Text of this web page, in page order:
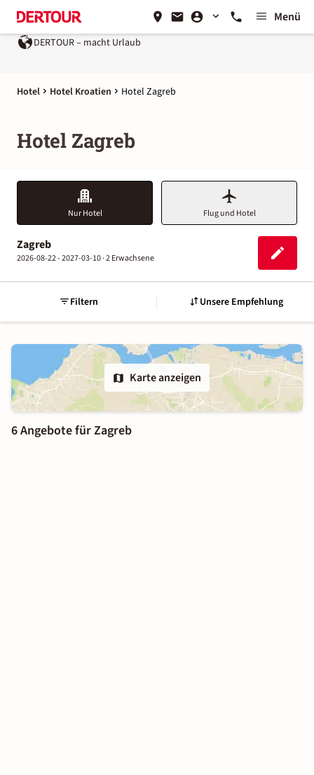
Menü
DERTOUR – macht Urlaub
Hotel Hotel Kroatien Hotel Zagreb
Hotel Zagreb
Nur Hotel Flug und Hotel
Zagreb
2026-08-22 - 2027-03-10 ·2 Erwachsene
Filtern Unsere Empfehlung
Karte anzeigen
6 Angebote für Zagreb